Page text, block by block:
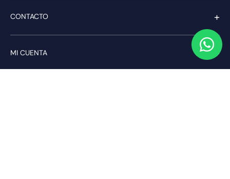
CONTACTO +
MI CUENTA +